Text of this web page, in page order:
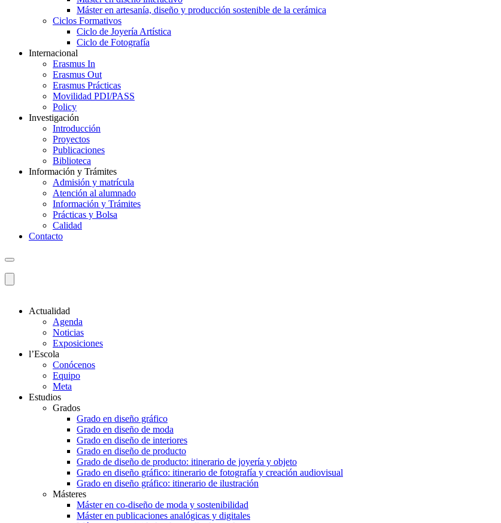
Máster en artesanía, diseño y producción sostenible de la cerámica
Ciclos Formativos
Ciclo de Joyería Artística
Ciclo de Fotografía
Internacional
Erasmus In
Erasmus Out
Erasmus Prácticas
Movilidad PDI/PASS
Policy
Investigación
Introducción
Proyectos
Publicaciones
Biblioteca
Información y Trámites
Admisión y matrícula
Atención al alumnado
Información y Trámites
Prácticas y Bolsa
Calidad
Contacto
Actualidad
Agenda
Noticias
Exposiciones
l’Escola
Conócenos
Equipo
Meta
Estudios
Grados
Grado en diseño gráfico
Grado en diseño de moda
Grado en diseño de interiores
Grado en diseño de producto
Grado de diseño de producto: itinerario de joyería y objeto
Grado en diseño gráfico: itinerario de fotografía y creación audiovisual
Grado en diseño gráfico: itinerario de ilustración
Másteres
Máster en co-diseño de moda y sostenibilidad
Máster en publicaciones analógicas y digitales